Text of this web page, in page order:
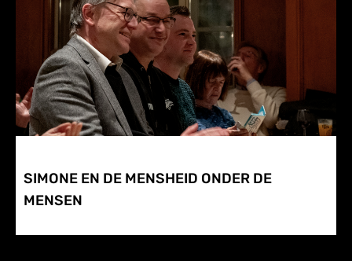
SIMONE EN DE MENSHEID ONDER DE
MENSEN